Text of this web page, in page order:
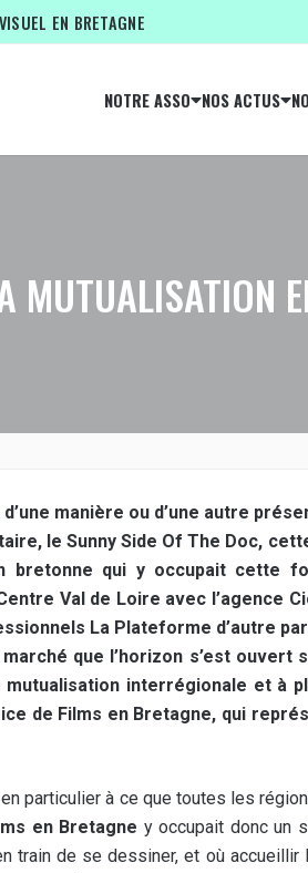
EN BRETAGNE
NOTRE ASSO NOS ACTUS
MUTUALISATION
manière ou d’une autre
le Sunny Side Of The Doc,
bretonne qui y occupait cette
Val de Loire avec l’agence
La Plateforme d’autre
que l’horizon s’est ouvert
mutualisation interrégionale et à
de Films en Bretagne, qui
particulier à ce que toutes les
en Bretagne y occupait donc un
train de se dessiner, et où